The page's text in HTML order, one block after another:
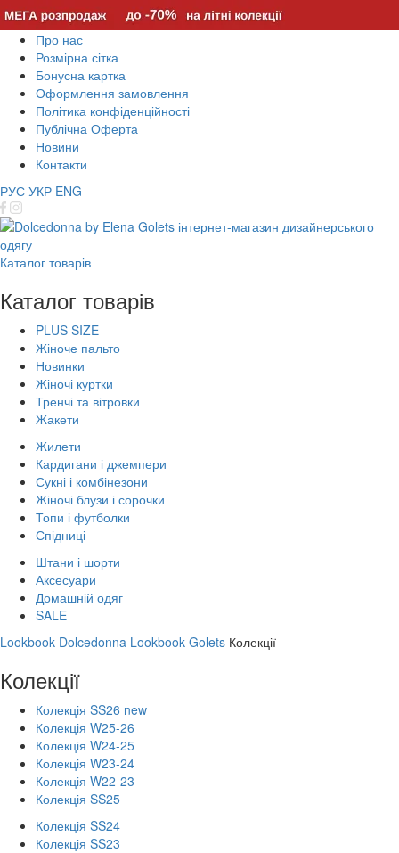
Про нас
Розмірна сітка
Бонусна картка
Оформлення замовлення
Політика конфіденційності
Публічна Оферта
Новини
Контакти
РУС УКР ENG
Каталог товарів
Каталог товарів
PLUS SIZE
Жіноче пальто
Новинки
Жіночі куртки
Тренчі та вітровки
Жакети
Жилети
Кардигани і джемпери
Сукні і комбінезони
Жіночі блузи і сорочки
Топи і футболки
Спідниці
Штани і шорти
Аксесуари
Домашній одяг
SALE
Lookbook Dolcedonna Lookbook Golets Колекції
Колекції
Колекція SS26 new
Колекція W25-26
Колекція W24-25
Колекція W23-24
Колекція W22-23
Колекція SS25
Колекція SS24
Колекція SS23